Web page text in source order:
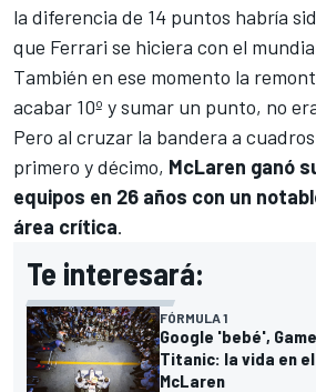
la diferencia de 14 puntos habría
que Ferrari se hiciera con el
También en ese momento la
acabar 10º y sumar un punto, no
Pero al cruzar la bandera a
primero y décimo, McLaren ganó
equipos en 26 años con un
área crítica.
Te interesará:
FÓRMULA 1
Google 'bebé',
Titanic: la vida en
McLaren